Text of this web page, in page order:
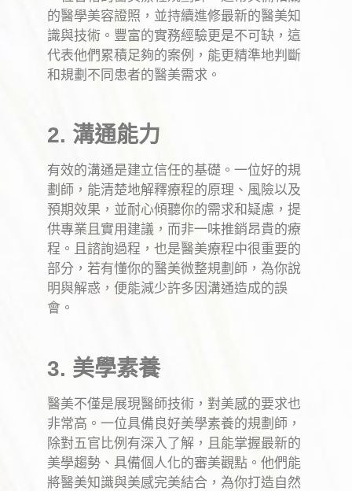
的醫學美容證照，並持續進修最新的醫美知
識與技術。豐富的實務經驗更是不可缺，這
代表他們累積足夠的案例，能更精準地判斷
和規劃不同患者的醫美需求。
2. 溝通能力
有效的溝通是建立信任的基礎。一位好的規
劃師，能清楚地解釋療程的原理、風險以及
預期效果，並耐心傾聽你的需求和疑慮，提
供專業且實用建議，而非一味推銷昂貴的療
程。且諮詢過程，也是醫美療程中很重要的
部分，若有懂你的醫美微整規劃師，為你說
明與解惑，便能減少許多因溝通造成的誤
會。
3. 美學素養
醫美不僅是展現醫師技術，對美感的要求也
非常高。一位具備良好美學素養的規劃師，
除對五官比例有深入了解，且能掌握最新的
美學趨勢、具備個人化的審美觀點。他們能
將醫美知識與美感完美結合，為你打造自然